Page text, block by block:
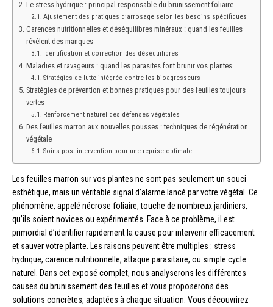
Le stress hydrique : principal responsable du brunissement foliaire
Ajustement des pratiques d’arrosage selon les besoins spécifiques
Carences nutritionnelles et déséquilibres minéraux : quand les feuilles
révèlent des manques
Identification et correction des déséquilibres
Maladies et ravageurs : quand les parasites font brunir vos plantes
Stratégies de lutte intégrée contre les bioagresseurs
Stratégies de prévention et bonnes pratiques pour des feuilles toujours
vertes
Renforcement naturel des défenses végétales
Des feuilles marron aux nouvelles pousses : techniques de régénération
végétale
Soins post-intervention pour une reprise optimale
Les feuilles marron sur vos plantes ne sont pas seulement un souci
esthétique, mais un véritable signal d’alarme lancé par votre végétal. Ce
phénomène, appelé nécrose foliaire, touche de nombreux jardiniers,
qu’ils soient novices ou expérimentés. Face à ce problème, il est
primordial d’identifier rapidement la cause pour intervenir efficacement
et sauver votre plante. Les raisons peuvent être multiples : stress
hydrique, carence nutritionnelle, attaque parasitaire, ou simple cycle
naturel. Dans cet exposé complet, nous analyserons les différentes
causes du brunissement des feuilles et vous proposerons des
solutions concrètes, adaptées à chaque situation. Vous découvrirez